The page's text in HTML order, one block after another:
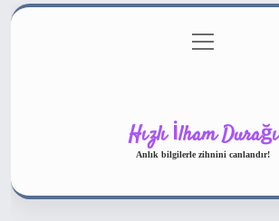
Gizlilik Politikası
menüyü
aç
Hızlı İlham Durağı
Anlık bilgilerle zihnini canlandır!